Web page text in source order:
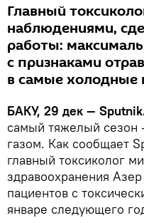
Главный
наблюдениями,
работы:
с признаками
в самые холодные
БАКУ, 29 дек —
самый тяжелый сезон
газом. Как сообщает
главный токсиколог
здравоохранения
пациентов с
январе следующего